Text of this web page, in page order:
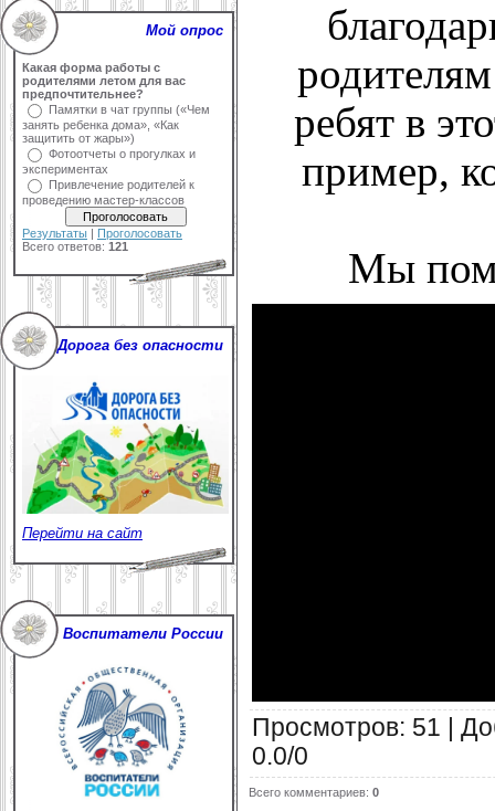
Мой опрос
Какая форма работы с
родителями летом для вас
предпочтительнее?
Памятки в чат группы («Чем
занять ребенка дома», «Как
защитить от жары»)
Фотоотчеты о прогулках и
экспериментах
Привлечение родителей к
проведению мастер-классов
Результаты | Проголосовать
Всего ответов: 121
Дорога без опасности
Перейти на сайт
Воспитатели России
ребят в
пример,
Мы
Просмотров: 51
0.0/0
Всего комментариев: 0